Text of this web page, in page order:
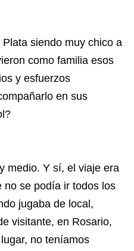
siendo muy chico a
como familia esos
y esfuerzos
en sus
medio. Y sí, el viaje era
no se podía ir todos los
jugaba de local,
visitante, en Rosario,
no teníamos